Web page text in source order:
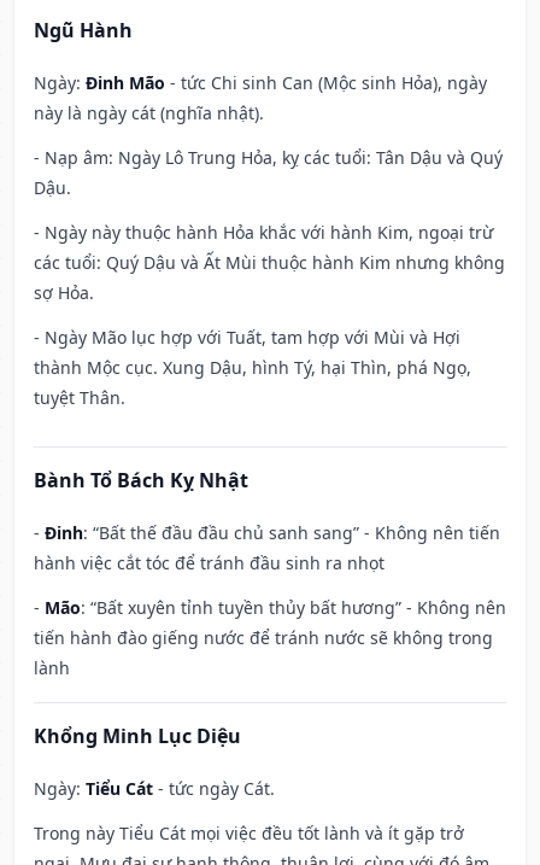
Ngũ Hành
Ngày: Đinh Mão - tức Chi sinh Can (Mộc sinh Hỏa), ngày
này là ngày cát (nghĩa nhật).
- Nạp âm: Ngày Lô Trung Hỏa, kỵ các tuổi: Tân Dậu và Quý
Dậu.
- Ngày này thuộc hành Hỏa khắc với hành Kim, ngoại trừ
các tuổi: Quý Dậu và Ất Mùi thuộc hành Kim nhưng không
sợ Hỏa.
- Ngày Mão lục hợp với Tuất, tam hợp với Mùi và Hợi
thành Mộc cục. Xung Dậu, hình Tý, hại Thìn, phá Ngọ,
tuyệt Thân.
Bành Tổ Bách Kỵ Nhật
- Đinh: “Bất thế đầu đầu chủ sanh sang” - Không nên tiến
hành việc cắt tóc để tránh đầu sinh ra nhọt
- Mão: “Bất xuyên tỉnh tuyền thủy bất hương” - Không nên
tiến hành đào giếng nước để tránh nước sẽ không trong
lành
Khổng Minh Lục Diệu
Ngày: Tiểu Cát - tức ngày Cát.
Trong này Tiểu Cát mọi việc đều tốt lành và ít gặp trở